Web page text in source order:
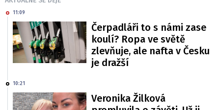
11:09
Čerpadláři to s námi zase
koulí? Ropa ve světě
zlevňuje, ale nafta v Česku
je dražší
10:21
Veronika Žilková